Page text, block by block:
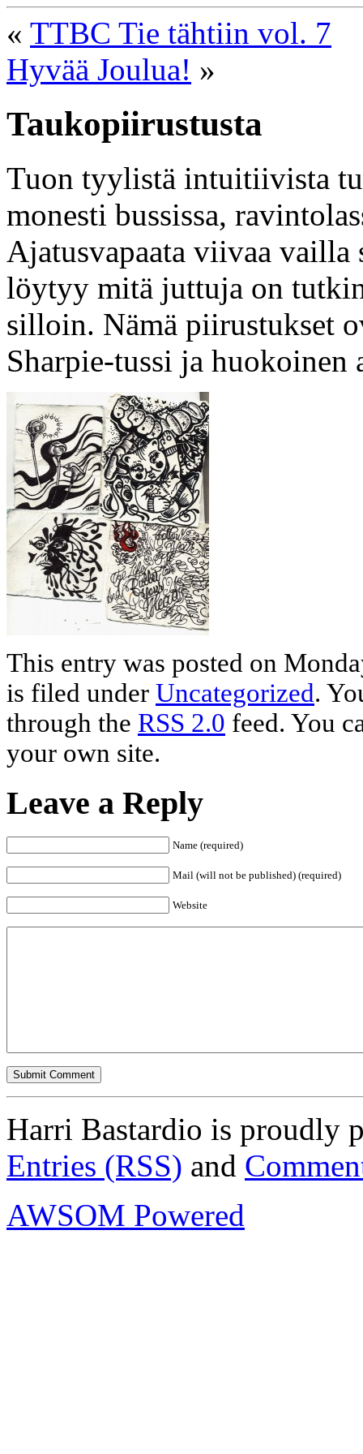
« TTBC Tie tähtiin vol. 7
Hyvää Joulua! »
Taukopiirustusta
Tuon tyylistä intuitiivista
monesti bussissa,
Ajatusvapaata viivaa vailla
löytyy mitä juttuja on
silloin. Nämä piirustukset
Sharpie-tussi ja huokoinen
This entry was posted on
is filed under Uncategorized.
through the RSS 2.0 feed. You
your own site.
Leave a Reply
Name (required)
Mail (will not be published) (required)
Website
Harri Bastardio is proudly
Entries (RSS) and
AWSOM Powered